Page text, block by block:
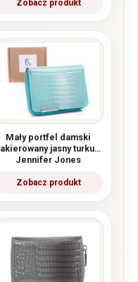
Mały portfel damski
lakierowany jasny turkus
Jennifer Jones